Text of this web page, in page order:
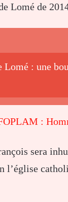
Lomé de
Lomé : une
:
sera
l’église